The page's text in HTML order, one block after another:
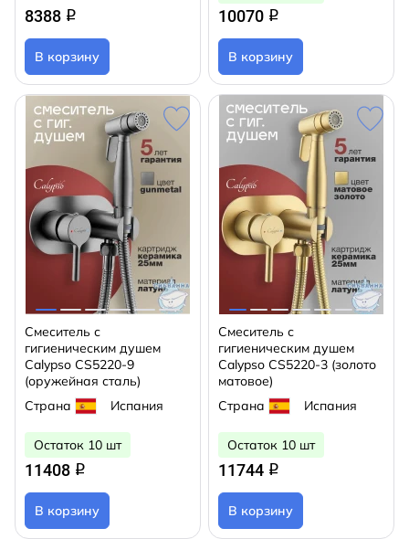
8388 q
В корзину
10070 q
В корзину
Смеситель с
гигиеническим душем
Calypso CS5220-9
(оружейная сталь)
Страна
Испания
Остаток 10 шт
11408 q
В корзину
Смеситель с
гигиеническим душем
Calypso CS5220-3 (золото
матовое)
Страна
Испания
Остаток 10 шт
11744 q
В корзину